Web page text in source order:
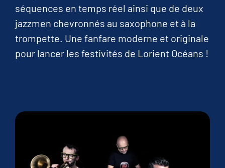
séquences en temps réel ainsi que de deux
jazzmen chevronnés au saxophone et à la
trompette. Une fanfare moderne et originale
pour lancer les festivités de Lorient Océans !